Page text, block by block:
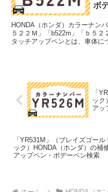
ボ
HONDA（ホンダ）カラーナン
５２２Ｍ」「b522m」「ｂ５２
タッチアップペンとは、車体に
「
ック
アッ
「YR531M」（ブレイズゴール
ック）HONDA（ホンダ）の補
アップペン・ボデーペン検索